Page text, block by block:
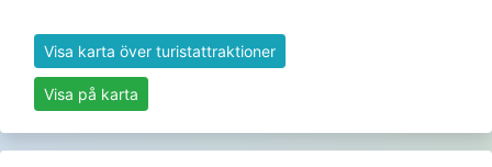
Visa karta över turistattraktioner
Visa på karta